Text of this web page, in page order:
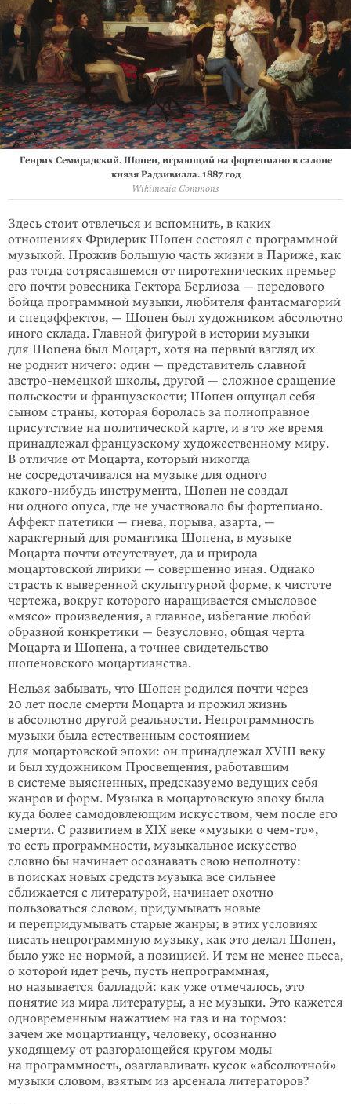
Генрих Семирадский. Шопен, играющий на фортепиано в салоне
князя Радзивилла. 1887 год
Wikimedia Commons
Здесь стоит отвлечься и вспомнить, в каких
отношениях Фридерик Шопен состоял с программной
музыкой. Прожив большую часть жизни в Париже, как
раз тогда сотрясавшемся от пиротехнических премьер
его почти ровесника Гектора Берлиоза — передового
бойца программной музыки, любителя фанта­смагорий
и спецэффектов, — Шопен был художником абсолютно
иного склада. Главной фигурой в истории музыки
для Шопена был Моцарт, хотя на первый взгляд их
не роднит ничего: один — представитель славной
австро-немецкой школы, другой — сложное сращение
польскости и французскости; Шопен ощущал себя
сыном страны, которая боролась за полноправное
присутствие на политической карте, и в то же время
принадлежал французскому художест­венному миру.
В отличие от Моцарта, который никогда
не сосредотачивался на музыке для одного
какого-нибудь инструмента, Шопен не создал
ни одного опуса, где не участвовало бы фортепиано.
Аффект патетики — гнева, порыва, азарта, —
характерный для романтика Шопена, в музыке
Моцарта почти отсутствует, да и природа
моцартовской лирики — совершенно иная. Однако
страсть к выверенной скульптурной форме, к чистоте
чертежа, вокруг которого наращивается смысловое
«мясо» произведения, а главное, избегание любой
образной конкретики — безусловно, общая черта
Моцарта и Шопена, а точ­нее свидетельство
шопеновского моцартианства.
Нельзя забывать, что Шопен родился почти через
20 лет после смерти Моцарта и прожил жизнь
в абсолютно другой реальности. Непрограммность
музыки была естественным состоянием
для моцартовской эпохи: он принадлежал XVIII веку
и был художником Просвещения, работавшим
в системе выяснен­ных, предсказуемо ведущих себя
жанров и форм. Музыка в моцартовскую эпоху была
куда более самодовлеющим искусством, чем после его
смерти. С развитием в XIX веке «музыки о чем-то»,
то есть программности, музыкаль­ное искусство
словно бы начинает осознавать свою неполноту:
в поисках новых средств музыка все сильнее
сближается с литературой, начинает охотно
пользоваться словом, придумывать новые
и переприду­мывать старые жанры; в этих условиях
писать непрограммную музыку, как это делал Шопен,
было уже не нормой, а позицией. И тем не менее пьеса,
о которой идет речь, пусть непрограммная,
но называется балладой: как уже отмечалось, это
понятие из мира литературы, а не музыки. Это кажется
одновременным нажатием на газ и на тормоз:
зачем же моцартианцу, человеку, осознанно
уходящему от разгорающейся кругом моды
на программность, озаглавливать кусок «абсолютной»
музыки словом, взятым из арсенала литераторов?